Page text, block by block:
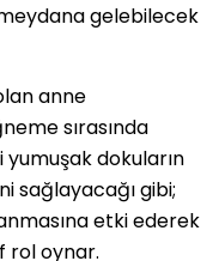
gelebilecek
anne
sırasında
yumuşak dokuların
sağlayacağı gibi;
etki ederek
rol oynar.